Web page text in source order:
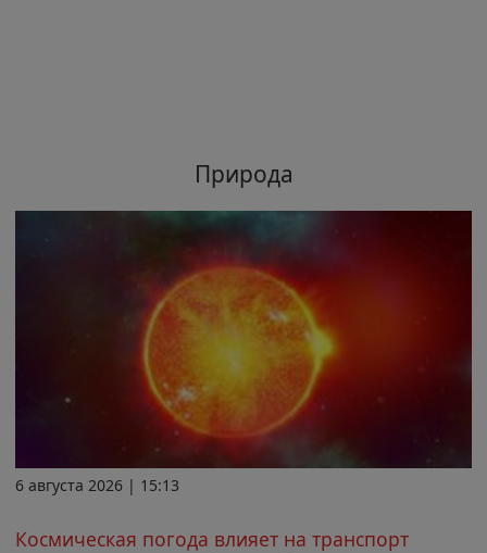
Природа
6 августа 2026 | 15:13
Космическая погода влияет на транспорт